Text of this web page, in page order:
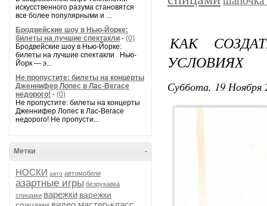
искусственного разума становятся
все более популярными и ...
Бродвейские шоу в Нью-Йорке:
билеты на лучшие спектакли - (0)
Бродвейские шоу в Нью-Йорке:
билеты на лучшие спектакли Нью-
Йорк — э...
Не пропустите: билеты на концерты
Дженнифер Лопес в Лас-Вегасе
недорого! - (0)
Не пропустите: билеты на концерты
Дженнифер Лопес в Лас-Вегасе
недорого! Не пропусти...
-
Метки
НОСКИ авто автомобили
азартные игры безрукавка
спицами варежки варежки
КАК
УСЛОВИЯХ
Суббота, 19 Ноября